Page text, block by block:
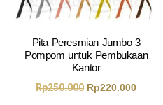
Pita Peresmian Jumbo 3
Pompom untuk Pembukaan
Kantor
Rp250.000 Rp220.000